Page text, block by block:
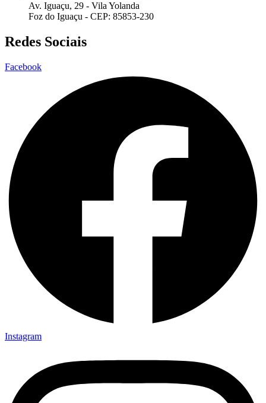
Av. Iguaçu, 29 - Vila Yolanda
Foz do Iguaçu - CEP: 85853-230
Redes Sociais
Facebook
Instagram